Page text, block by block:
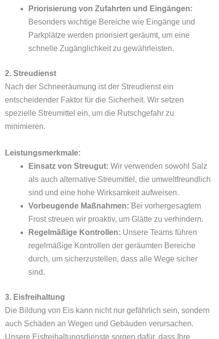
Priorisierung von Zufahrten und Eingängen:
Besonders wichtige Bereiche wie Eingänge und
Parkplätze werden priorisiert geräumt, um eine
schnelle Zugänglichkeit zu gewährleisten.
2. Streudienst
Nach der Schneeräumung ist der Streudienst ein
entscheidender Faktor für die Sicherheit. Wir setzen
spezielle Streumittel ein, um die Rutschgefahr zu
minimieren.
Leistungsmerkmale:
Einsatz von Streugut: Wir verwenden sowohl Salz
als auch alternative Streumittel, die umweltfreundlich
sind und eine hohe Wirksamkeit aufweisen.
Vorbeugende Maßnahmen: Bei vorhergesagtem
Frost streuen wir proaktiv, um Glätte zu verhindern.
Regelmäßige Kontrollen: Unsere Teams führen
regelmäßige Kontrollen der geräumten Bereiche
durch, um sicherzustellen, dass alle Wege sicher
sind.
3. Eisfreihaltung
Die Bildung von Eis kann nicht nur gefährlich sein, sondern
auch Schäden an Wegen und Gebäuden verursachen.
Unsere Eisfreihaltungsdienste sorgen dafür, dass Ihre